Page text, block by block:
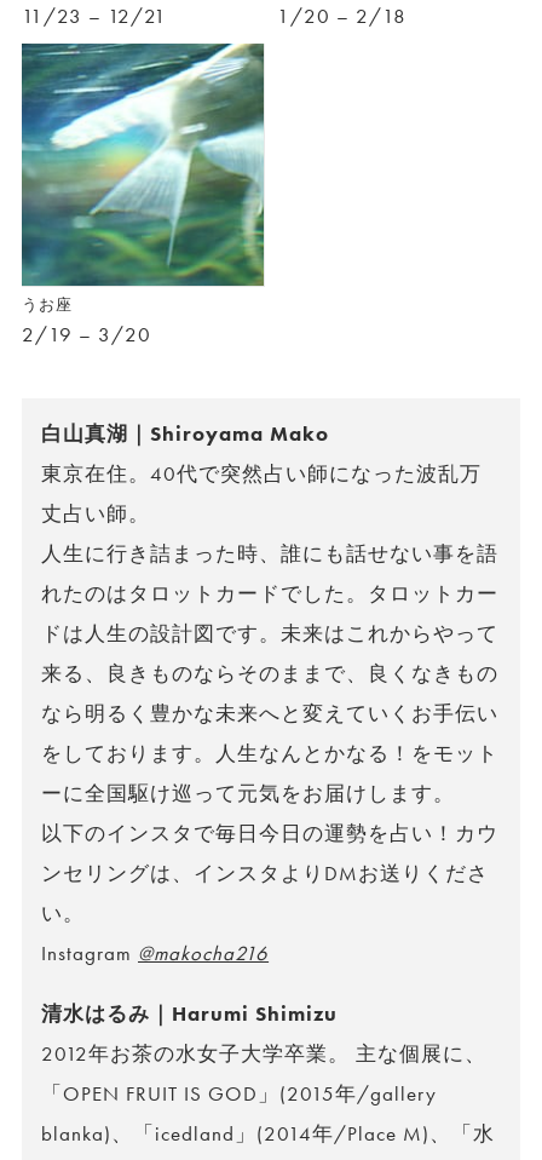
11/23 – 12/21 1/20 – 2/18
うお座
2/19 – 3/20
白山真湖｜Shiroyama Mako
東京在住。40代で突然占い師になった波乱万
丈占い師。
人生に行き詰まった時、誰にも話せない事を語
れたのはタロットカードでした。タロットカー
ドは人生の設計図です。未来はこれからやって
来る、良きものならそのままで、良くなきもの
なら明るく豊かな未来へと変えていくお手伝い
をしております。人生なんとかなる！をモット
ーに全国駆け巡って元気をお届けします。
以下のインスタで毎日今日の運勢を占い！カウ
ンセリングは、インスタよりDMお送りくださ
い。
Instagram @makocha216
清水はるみ｜Harumi Shimizu
2012年お茶の水女子大学卒業。 主な個展に、
「OPEN FRUIT IS GOD」(2015年/gallery
blanka)、「icedland」(2014年/Place M)、「水